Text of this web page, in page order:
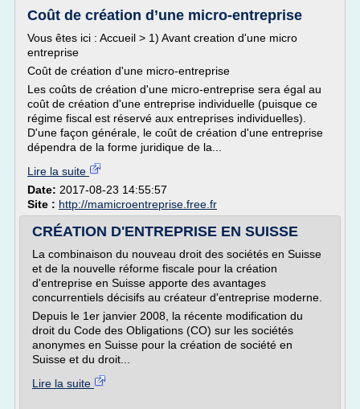
Coût de création d’une micro-entreprise
Vous êtes ici : Accueil > 1) Avant creation d'une micro
entreprise
Coût de création d'une micro-entreprise
Les coûts de création d'une micro-entreprise sera égal au
coût de création d'une entreprise individuelle (puisque ce
régime fiscal est réservé aux entreprises individuelles).
D'une façon générale, le coût de création d'une entreprise
dépendra de la forme juridique de la...
Lire la suite
Date: 2017-08-23 14:55:57
Site : http://mamicroentreprise.free.fr
CRÉATION D'ENTREPRISE EN SUISSE
La combinaison du nouveau droit des sociétés en Suisse
et de la nouvelle réforme fiscale pour la création
d'entreprise en Suisse apporte des avantages
concurrentiels décisifs au créateur d'entreprise moderne.
Depuis le 1er janvier 2008, la récente modification du
droit du Code des Obligations (CO) sur les sociétés
anonymes en Suisse pour la création de société en
Suisse et du droit...
Lire la suite